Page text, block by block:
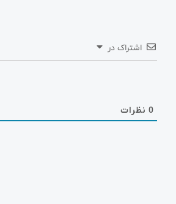
اشتراک در
0 نظرات